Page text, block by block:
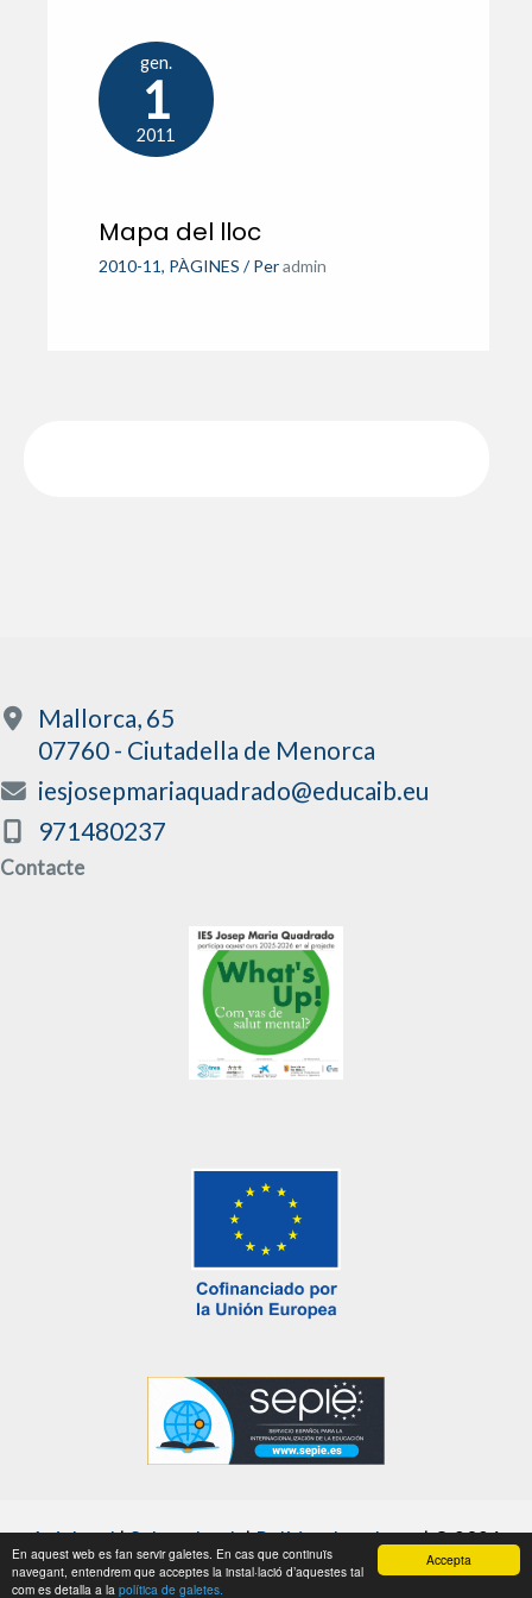
Accepta
En aquest web es fan servir galetes. En cas que continuïs
navegant, entendrem que acceptes la instal·lació d’aquestes tal
com es detalla a la política de galetes.
gen.
1
2011
Mapa del lloc
2010-11, PÀGINES / Per admin
Mallorca, 65
07760 - Ciutadella de Menorca
iesjosepmariaquadrado@educaib.eu
971480237
Contacte
Avís legal|Sobre el web|Política de galetes|© 2026
Generalitat de Catalunya |Fet amb elWordPress